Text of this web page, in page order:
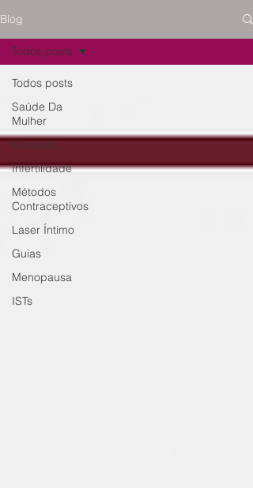
Blog
Todos posts
Saúde Da
Mulher
Gravidez
Infertilidade
Métodos
Contraceptivos
Laser Íntimo
Guias
Menopausa
ISTs
Todos posts